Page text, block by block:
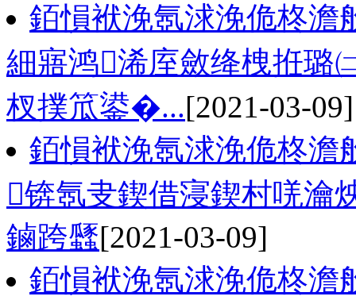
銆愪袱浼氬浗浼佹柊澹
細寤鸿浠庢斂绛栧拰璐
杈撲笟鍙�...[2021-03-09]
銆愪袱浼氬浗浼佹柊澹
锛氬叏鍥借寖鍥村唴瀹
鏀跨瓥[2021-03-09]
銆愪袱浼氬浗浼佹柊澹